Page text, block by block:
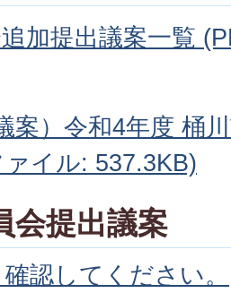
加提出議案一覧
案）令和4年度 桶
イル: 537.3KB)
会提出議案
認してください。